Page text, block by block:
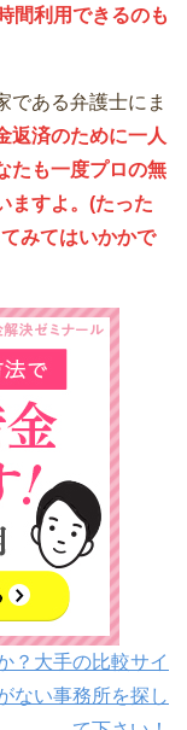
間利用できるのも
である弁護士にま
返済のために一人
たも一度プロの無
ますよ。(たった
みてはいかかで
？大手の比較サイ
ない事務所を探し